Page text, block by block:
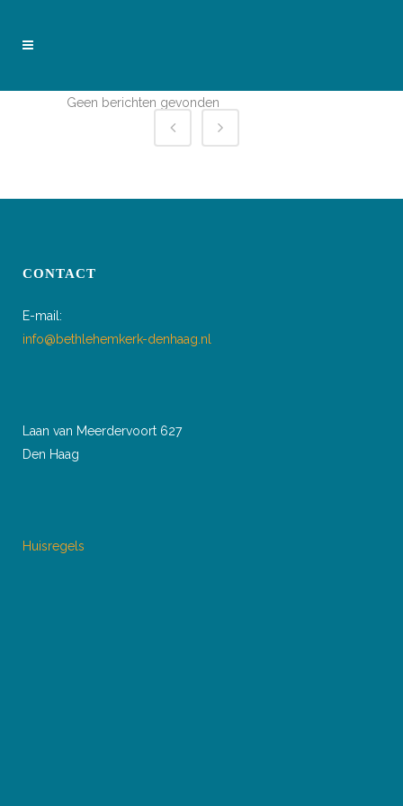
Geen berichten gevonden
CONTACT
E-mail:
info@bethlehemkerk-denhaag.nl
Laan van Meerdervoort 627
Den Haag
Huisregels